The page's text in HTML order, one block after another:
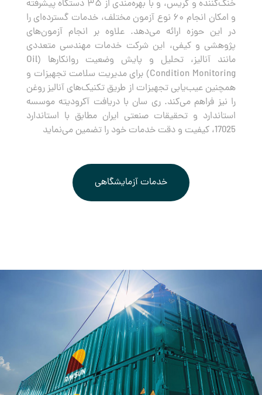
خنک‌کننده و گریس، و با بهره‌مندی از ۳۵ دستگاه پیشرفته
و امکان انجام ۶۰ نوع آزمون مختلف، خدمات گسترده‌ای را
در این حوزه ارائه می‌دهد. علاوه بر انجام آزمون‌های
پژوهشی و کیفی، این شرکت خدمات مهندسی متعددی
مانند آنالیز، تحلیل و پایش وضعیت روانکارها (Oil
Condition Monitoring) برای مدیریت سلامت تجهیزات و
همچنین عیب‌یابی تجهیزات از طریق تکنیک‌های آنالیز روغن
را نیز فراهم می‌کند. ری سان با دریافت آکرودیته موسسه
استاندارد و تحقیقات صنعتی ایران مطابق با استاندارد
17025، کیفیت و دقت خدمات خود را تضمین می‌نماید
خدمات آزمایشگاهی